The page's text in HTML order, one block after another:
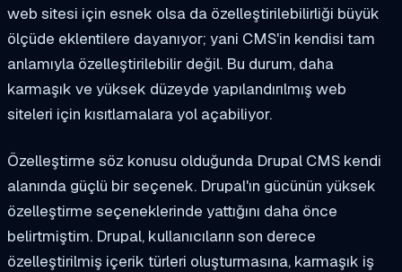
web sitesi için esnek olsa da özelleştirilebilirliği büyük
ölçüde eklentilere dayanıyor; yani CMS'in kendisi tam
anlamıyla özelleştirilebilir değil. Bu durum, daha
karmaşık ve yüksek düzeyde yapılandırılmış web
siteleri için kısıtlamalara yol açabiliyor.
Özelleştirme söz konusu olduğunda Drupal CMS kendi
alanında güçlü bir seçenek. Drupal'ın gücünün yüksek
özelleştirme seçeneklerinde yattığını daha önce
belirtmiştim. Drupal, kullanıcıların son derece
özelleştirilmiş içerik türleri oluşturmasına, karmaşık iş